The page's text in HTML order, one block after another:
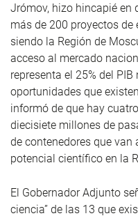
Jrómov, hizo hincapié en
más de 200 proyectos de
siendo la Región de
acceso al mercado
representa el 25% del
oportunidades que
informó de que hay
diecisiete millones de
de contenedores que van
potencial científico en la
El Gobernador Adjunto
ciencia” de las 13 que